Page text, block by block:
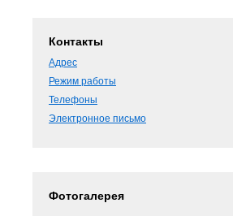
Контакты
Адрес
Режим работы
Телефоны
Электронное письмо
Фотогалерея